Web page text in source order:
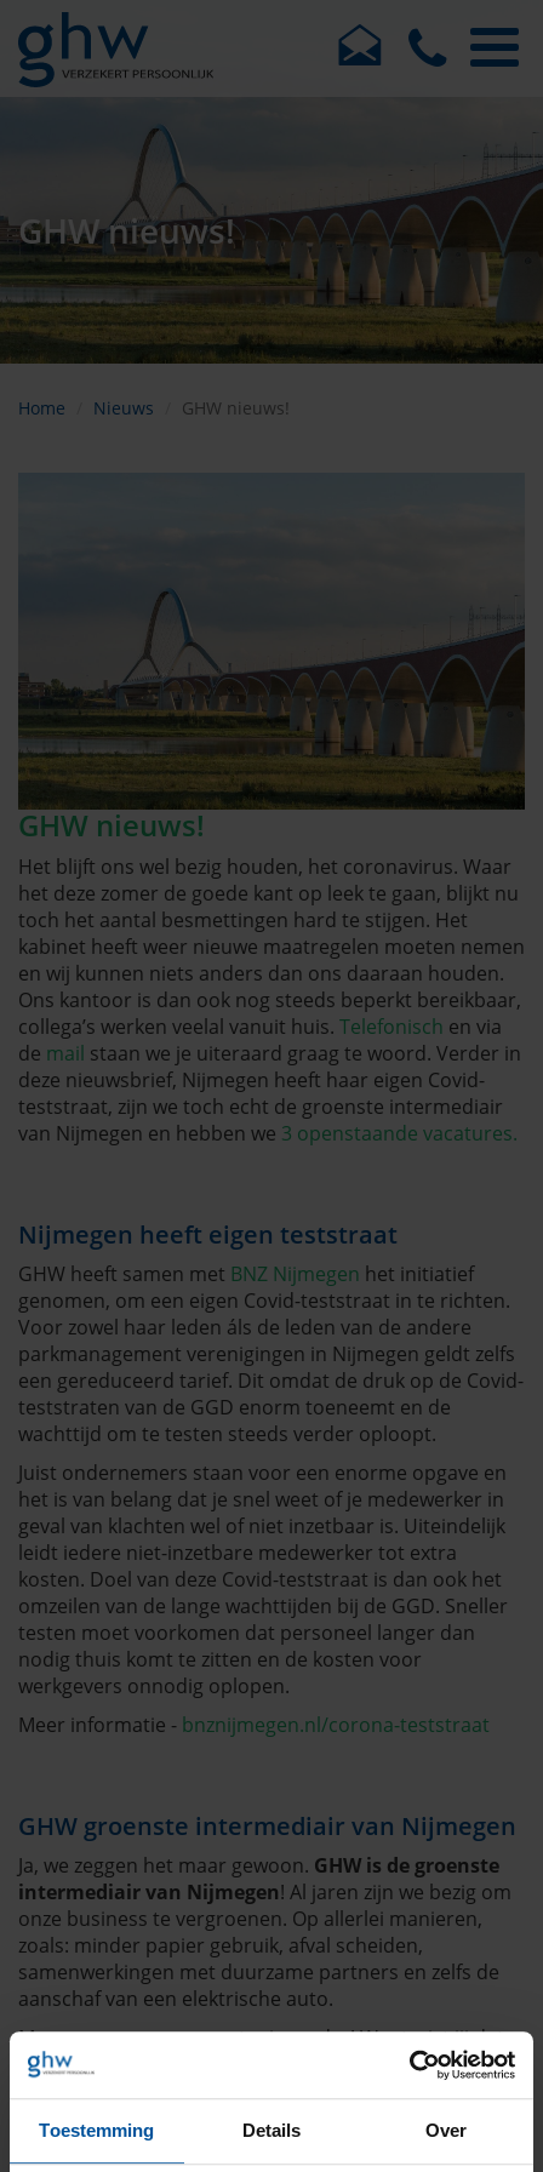
Toestemming Details Over
GHW nieuws!
Home Nieuws GHW nieuws!
GHW nieuws!
Het blijft ons wel bezig houden, het coronavirus. Waar
het deze zomer de goede kant op leek te gaan, blijkt nu
toch het aantal besmettingen hard te stijgen. Het
kabinet heeft weer nieuwe maatregelen moeten nemen
en wij kunnen niets anders dan ons daaraan houden.
Ons kantoor is dan ook nog steeds beperkt bereikbaar,
collega’s werken veelal vanuit huis. Telefonisch en via
de mail staan we je uiteraard graag te woord. Verder in
deze nieuwsbrief, Nijmegen heeft haar eigen Covid-
teststraat, zijn we toch echt de groenste intermediair
van Nijmegen en hebben we 3 openstaande vacatures.
Nijmegen heeft eigen teststraat
GHW heeft samen met BNZ Nijmegen het initiatief
genomen, om een eigen Covid-teststraat in te richten.
Voor zowel haar leden áls de leden van de andere
parkmanagement verenigingen in Nijmegen geldt zelfs
een gereduceerd tarief. Dit omdat de druk op de Covid-
teststraten van de GGD enorm toeneemt en de
wachttijd om te testen steeds verder oploopt.
Juist ondernemers staan voor een enorme opgave en
het is van belang dat je snel weet of je medewerker in
geval van klachten wel of niet inzetbaar is. Uiteindelijk
leidt iedere niet-inzetbare medewerker tot extra
kosten. Doel van deze Covid-teststraat is dan ook het
omzeilen van de lange wachttijden bij de GGD. Sneller
testen moet voorkomen dat personeel langer dan
nodig thuis komt te zitten en de kosten voor
werkgevers onnodig oplopen.
Meer informatie - bnznijmegen.nl/corona-teststraat
GHW groenste intermediair van Nijmegen
Ja, we zeggen het maar gewoon. GHW is de groenste
intermediair van Nijmegen! Al jaren zijn we bezig om
onze business te vergroenen. Op allerlei manieren,
zoals: minder papier gebruik, afval scheiden,
samenwerkingen met duurzame partners en zelfs de
aanschaf van een elektrische auto.
Maar we gaan nog een stapje verder! Want wist jij dat
we op 22 augustus jl. alle grondstoffen uit de aarde
produceren? Nog erger, deze datum verschuift steeds
verder naar voren. Daarom willen we jou vragen te